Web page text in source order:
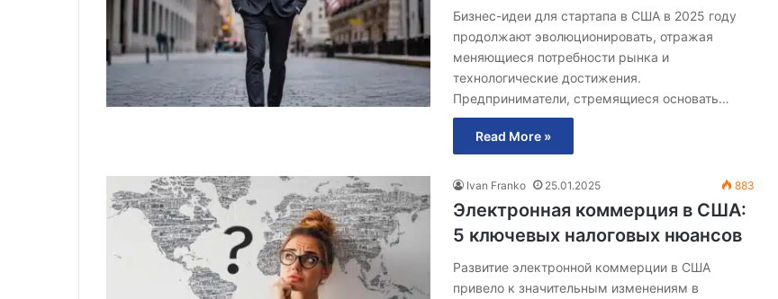
Бизнес-идеи для стартапа в США в 2025 году
продолжают эволюционировать, отражая
меняющиеся потребности рынка и
технологические достижения.
Предприниматели, стремящиеся основать…
Read More »
Ivan Franko 25.01.2025 883
Электронная коммерция в США:
5 ключевых налоговых нюансов
Развитие электронной коммерции в США
привело к значительным изменениям в